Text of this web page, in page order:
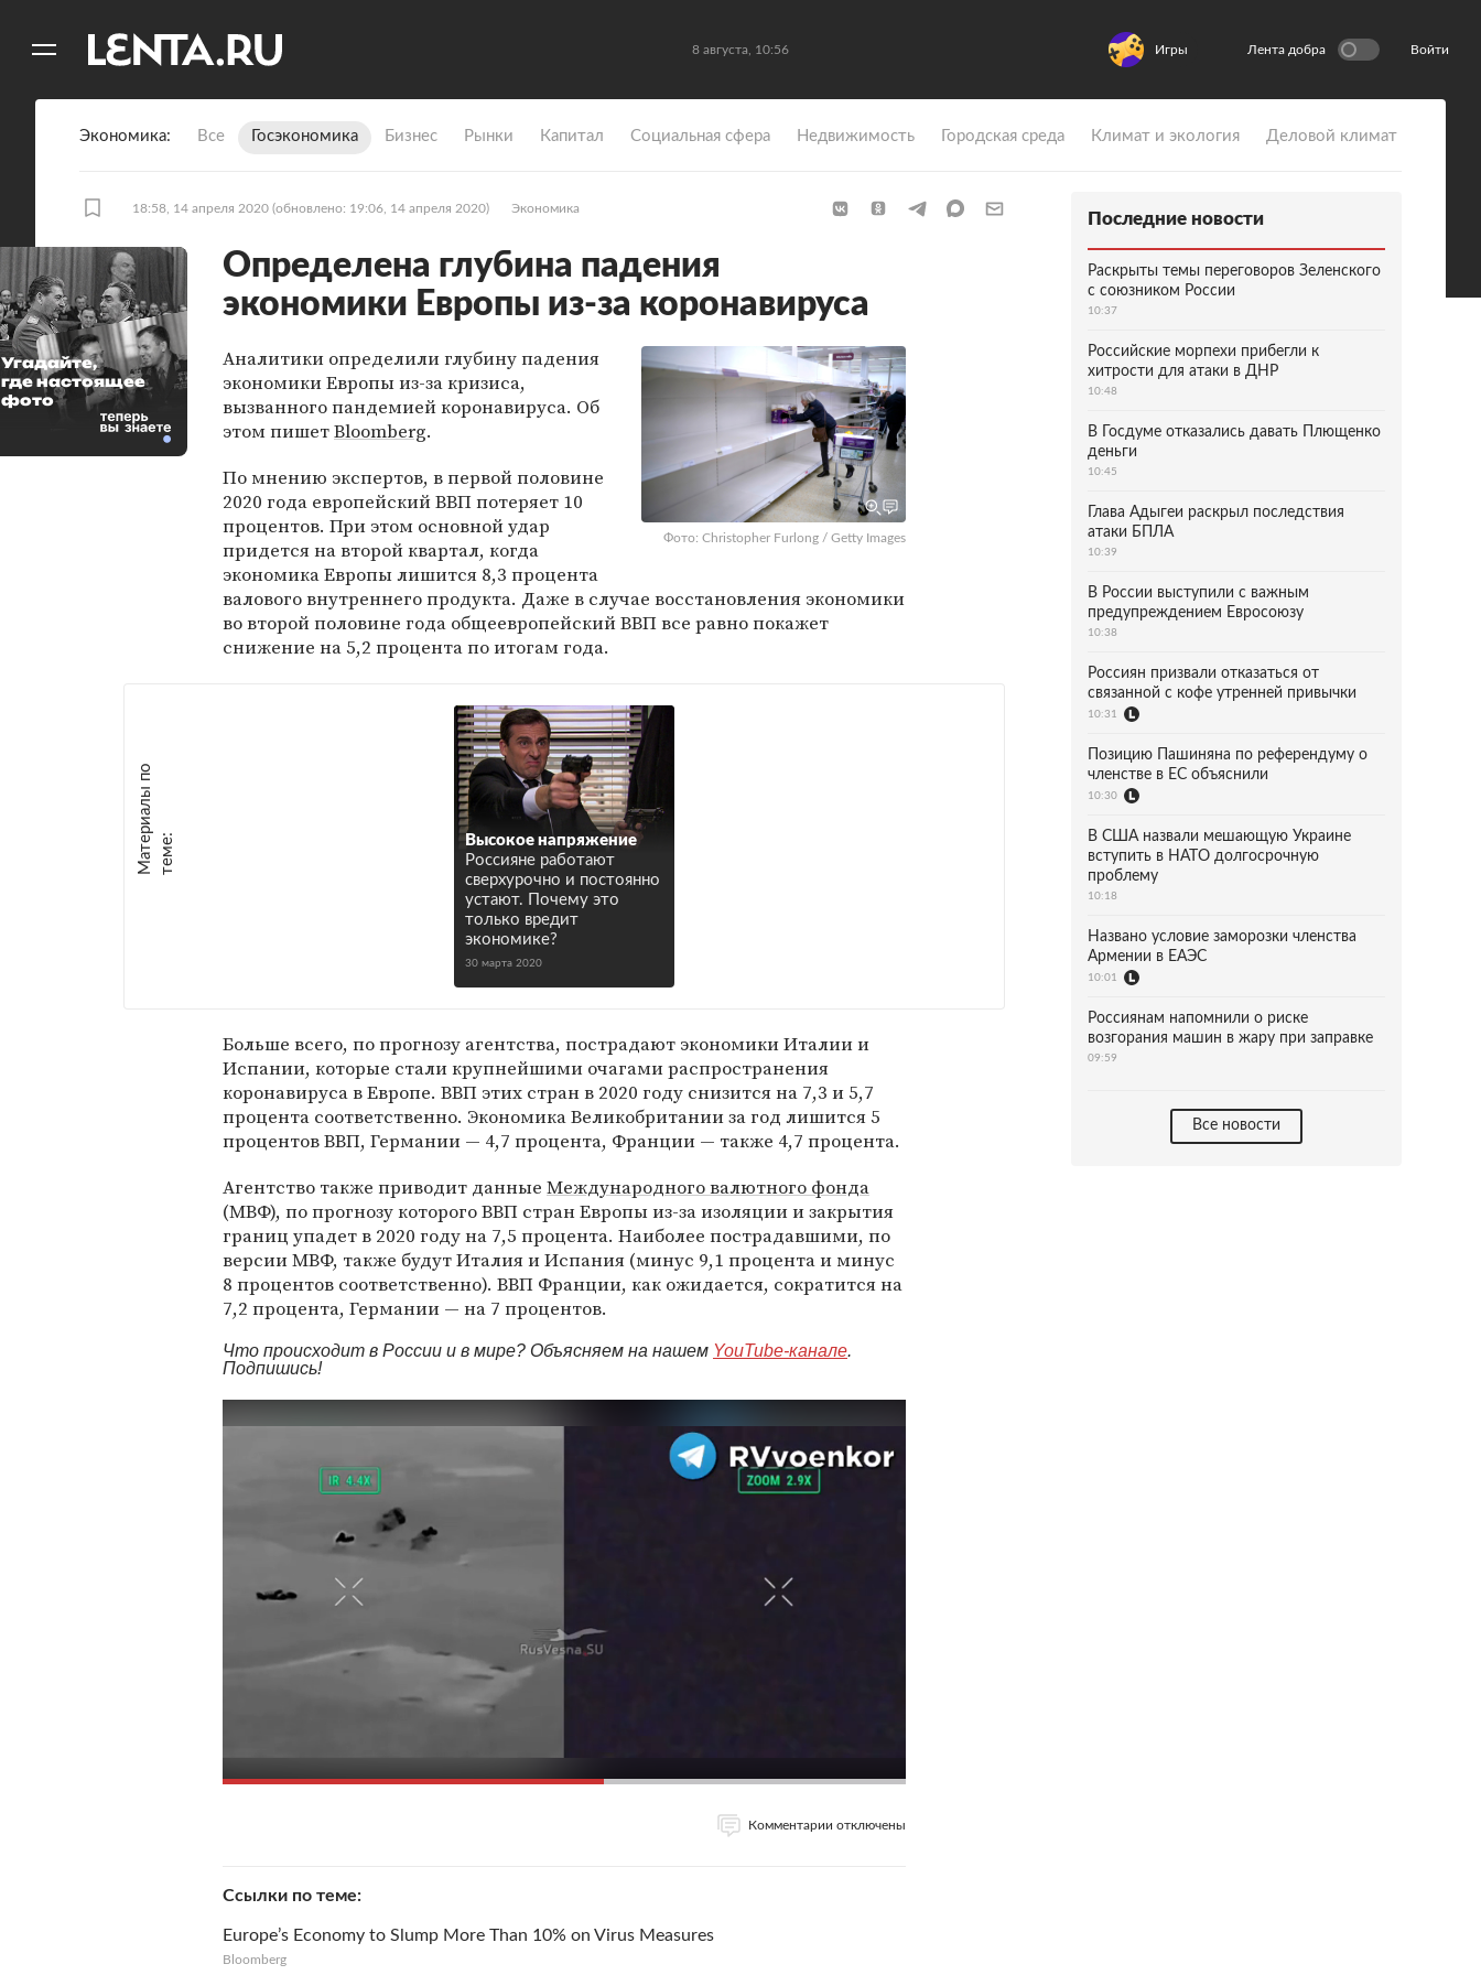
8 августа, 10:56 Игры Лента добра Войти
Экономика Все Госэкономика Бизнес Рынки Капитал Социальная сфера Недвижимость Городская среда Климат и экология Деловой климат
18:58, 14 апреля 2020 (обновлено: 19:06, 14 апреля 2020) Экономика
Определена глубина падения
экономики Европы из-за коронавируса
Фото: Christopher Furlong / Getty Images
Аналитики определили глубину падения
экономики Европы из-за кризиса,
вызванного пандемией коронавируса. Об
этом пишетBloomberg.
По мнению экспертов, в первой половине
2020 года европейский ВВП потеряет 10
процентов. При этом основной удар
придется на второй квартал, когда
экономика Европы лишится 8,3 процента
валового внутреннего продукта. Даже в случае восстановления экономики
во второй половине года общеевропейский ВВП все равно покажет
снижение на 5,2 процента по итогам года.
М
а
т е
р
и
а
л
ы
п
о
т
е
м
е :
Высокое напряжение
Россияне работают
сверхурочно и постоянно
устают. Почему это
только вредит
экономике?
30 марта 2020
Больше всего, по прогнозу агентства, пострадают экономики Италии и
Испании, которые стали крупнейшими очагами распространения
коронавируса в Европе. ВВП этих стран в 2020 году снизится на 7,3 и 5,7
процента соответственно. Экономика Великобритании за год лишится 5
процентов ВВП, Германии — 4,7 процента, Франции — также 4,7 процента.
Агентство также приводит данные Международного валютного фонда
(МВФ), по прогнозу которого ВВП стран Европы из-за изоляции и закрытия
границ упадет в 2020 году на 7,5 процента. Наиболее пострадавшими, по
версии МВФ, также будут Италия и Испания (минус 9,1 процента и минус
8 процентов соответственно). ВВП Франции, как ожидается, сократится на
7,2 процента, Германии — на 7 процентов.
Что происходит в России и в мире? Объясняем на нашем YouTube-канале.
Подпишись!
Комментарии отключены
Ссылки по теме
Europe’s Economy to Slump More Than 10% on Virus Measures
Bloomberg
Угадайте,
где настоящее
фото
Последние новости
Раскрыты темы переговоров Зеленского
с союзником России
10:37
Российские морпехи прибегли к
хитрости для атаки в ДНР
10:48
В Госдуме отказались давать Плющенко
деньги
10:45
Глава Адыгеи раскрыл последствия
атаки БПЛА
10:39
В России выступили с важным
предупреждением Евросоюзу
10:38
Россиян призвали отказаться от
связанной с кофе утренней привычки
10:31
Позицию Пашиняна по референдуму о
членстве в ЕС объяснили
10:30
В США назвали мешающую Украине
вступить в НАТО долгосрочную
проблему
10:18
Названо условие заморозки членства
Армении в ЕАЭС
10:01
Россиянам напомнили о риске
возгорания машин в жару при заправке
09:59
Все новости